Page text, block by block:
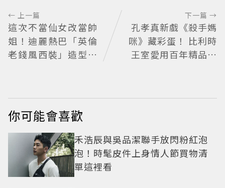
← 上一篇
這次不當仙女改當帥
姐！迪麗熱巴「英倫
老錢風西裝」造型帥
下一篇 →
孔孝真新戲《殺手媽
咪》藏彩蛋！ 比利時
王室愛用百年精品也
你可能會喜歡
禾浩辰與吳品潔聯手放閃粉紅泡
泡！時髦皮件上身情人節買物清
單這裡看